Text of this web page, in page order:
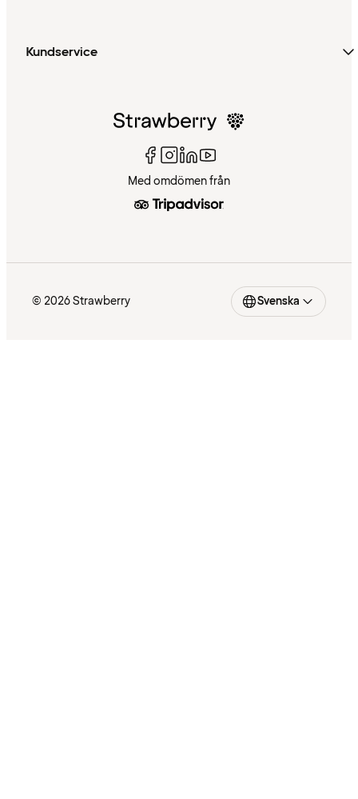
Kundservice
Med omdömen från
© 2026 Strawberry Svenska